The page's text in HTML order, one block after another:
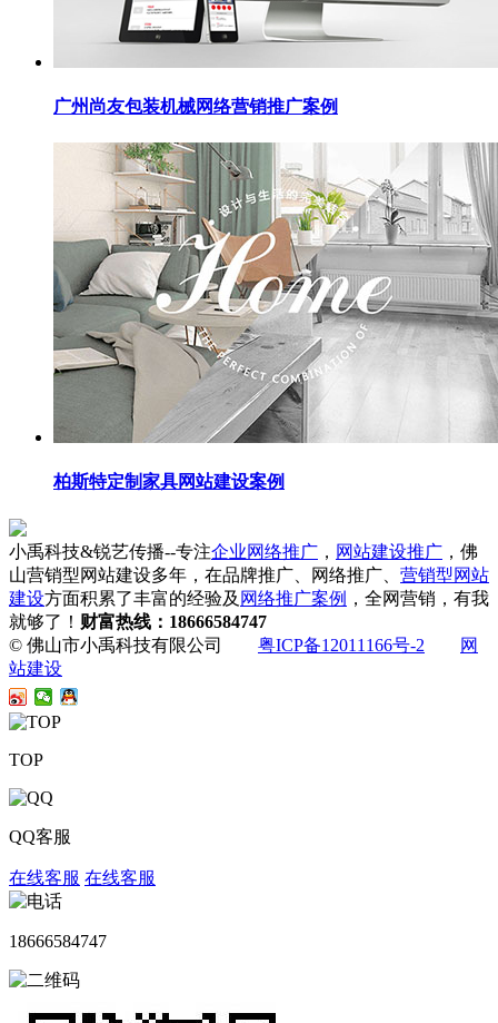
广州尚友包装机械网络营销推广案例
柏斯特定制家具网站建设案例
小禹科技&锐艺传播--专注企业网络推广 ， 网站建设推广 ，佛
山营销型网站建设多年，在品牌推广、网络推广、 营销型网站
建设方面积累了丰富的经验及 网络推广案例 ，全网营销，有我
就够了！ 财富热线：18666584747
© 佛山市小禹科技有限公司 粤ICP备12011166号-2
网
站建设
TOP
QQ客服
在线客服 在线客服
18666584747